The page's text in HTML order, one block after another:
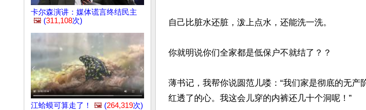
卡尔森演讲：媒体谎言终结民主
🖼️ (311,108次)
江蛤蟆可算走了！ 🖼️ (264,319次)
自己比脏水还脏，泼上点水，还能洗一洗。
你就明说你们全家都是低保户不就结了？？
薄书记，我帮你说圆范儿喽：“我们家是彻底的无
红透了的心。我这会儿穿的内裤还几十个洞呢！”